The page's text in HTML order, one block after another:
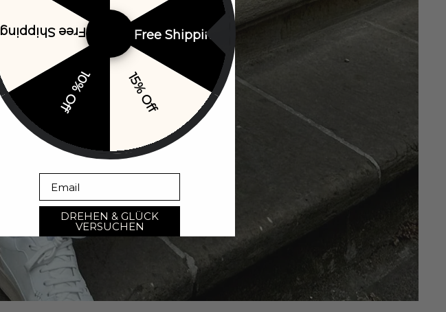
Free Shipping
15% Off
10% Off
Free Shipping
DREHEN & GLÜCK
VERSUCHEN